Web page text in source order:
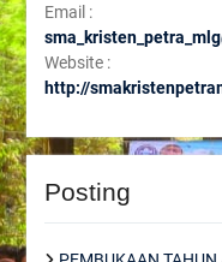
Email :
Website :
http://
Posting